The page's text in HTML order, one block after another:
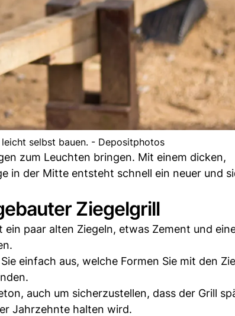
selbst bauen. - Depositphotos
zum Leuchten bringen. Mit einem dicken,
in der Mitte entsteht schnell ein neuer und
Ziegelgrill
paar alten Ziegeln, etwas Zement und
einfach aus, welche Formen Sie mit den
auch um sicherzustellen, dass der Grill
Jahrzehnte halten wird.